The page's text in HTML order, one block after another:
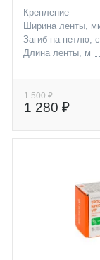
Крепление
Ширина ленты,
Загиб на петлю,
Длина ленты, м
1 500 ₽
1 280 ₽